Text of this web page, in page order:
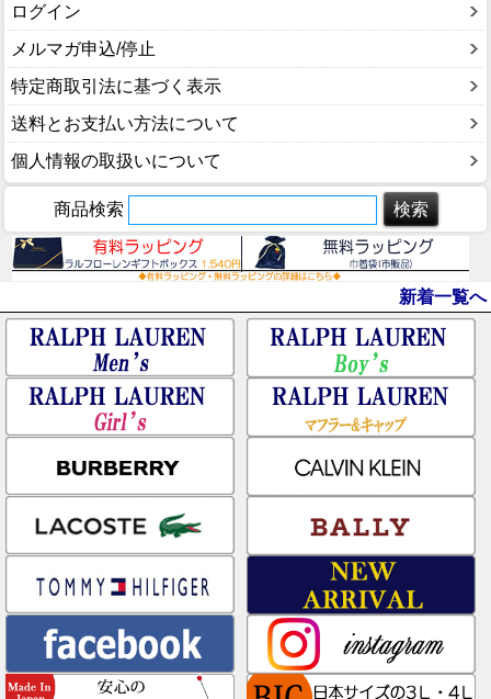
ログイン
メルマガ申込/停止
特定商取引法に基づく表示
送料とお支払い方法について
個人情報の取扱いについて
商品検索
新着一覧へ